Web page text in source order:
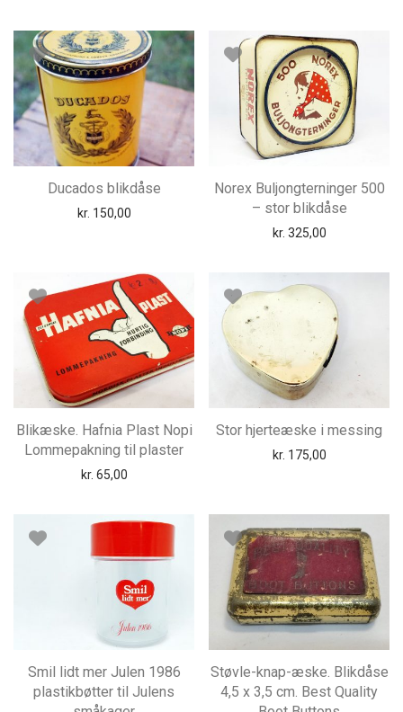
Ducados blikdåse
kr. 150,00
Norex Buljongterninger 500
– stor blikdåse
kr. 325,00
Blikæske. Hafnia Plast Nopi
Lommepakning til plaster
kr. 65,00
Stor hjerteæske i messing
kr. 175,00
Smil lidt mer Julen 1986
plastikbøtter til Julens
Støvle-knap-æske. Blikdåse
4,5 x 3,5 cm. Best Quality